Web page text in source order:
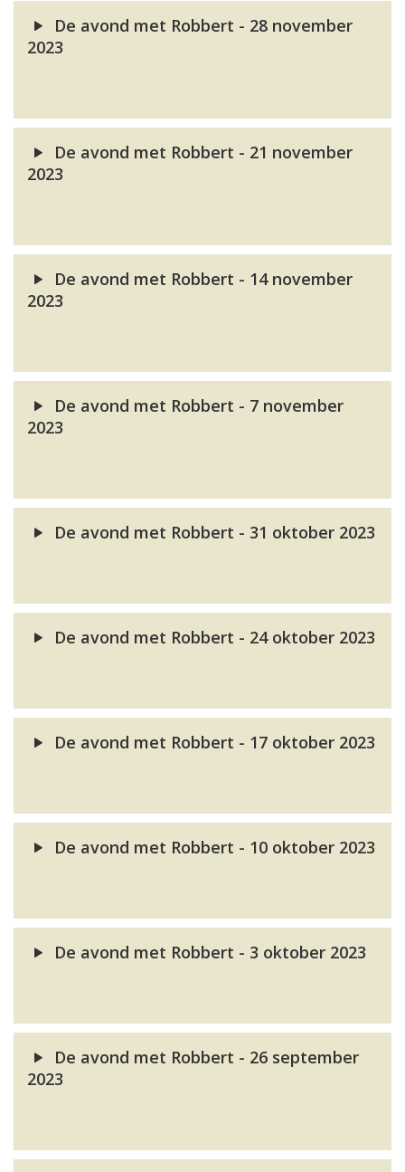
De avond met Robbert - 28 november
2023
De avond met Robbert - 21 november
2023
De avond met Robbert - 14 november
2023
De avond met Robbert - 7 november
2023
De avond met Robbert - 31 oktober 2023
De avond met Robbert - 24 oktober 2023
De avond met Robbert - 17 oktober 2023
De avond met Robbert - 10 oktober 2023
De avond met Robbert - 3 oktober 2023
De avond met Robbert - 26 september
2023